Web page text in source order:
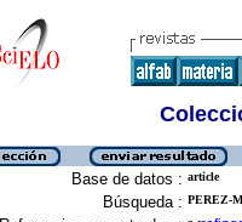
Base de datos : article
Búsqueda : PEREZ-